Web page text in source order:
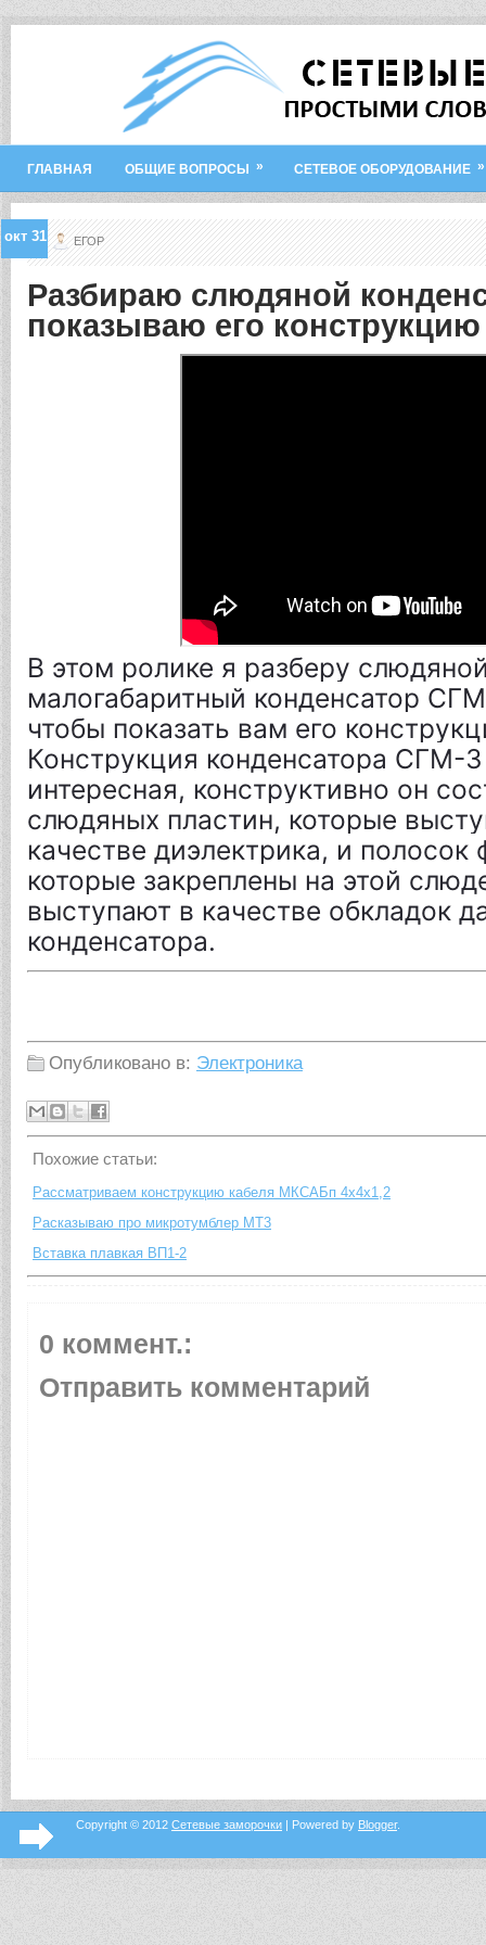
ГЛАВНАЯ ОБЩИЕ ВОПРОСЫ » СЕТЕВОЕ ОБОРУДОВАНИЕ »
окт 31 ЕГОР
Разбираю слюдяной
показываю его конструкцию
В этом ролике я разберу
малогабаритный конденсатор
чтобы показать вам его
Конструкция конденсатора СГМ-
интересная, конструктивно он
слюдяных пластин, которые
качестве диэлектрика, и полосок
которые закреплены на этой
выступают в качестве обкладок
конденсатора.
Опубликовано в: Электроника
Похожие cтатьи:
Рассматриваем конструкцию кабеля МКСАБп 4х4х1,2
Расказываю про микротумблер МТ3
Вставка плавкая ВП1-2
0 коммент.:
Отправить комментарий
Copyright © 2012 Сетевые заморочки | Powered by Blogger.